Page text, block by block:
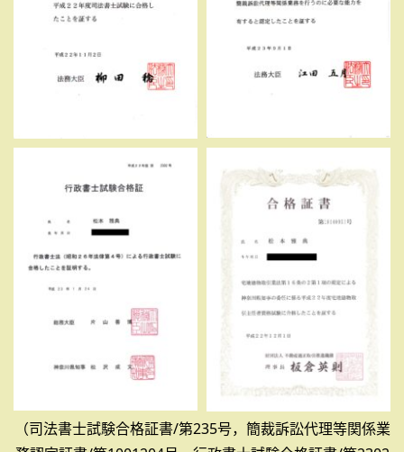
（司法書士試験合格証書/第235号，簡裁訴訟代理等関係業